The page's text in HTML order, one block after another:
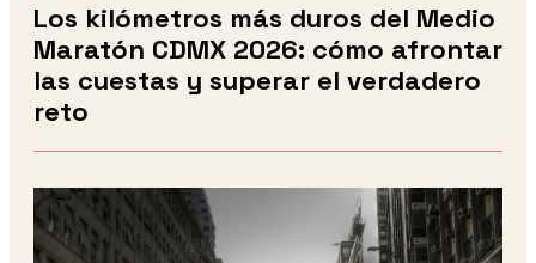
Los kilómetros más duros del Medio
Maratón CDMX 2026: cómo afrontar
las cuestas y superar el verdadero
reto